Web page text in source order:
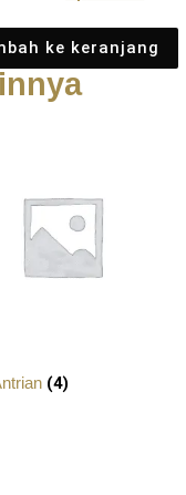
ke keranjang
(4)